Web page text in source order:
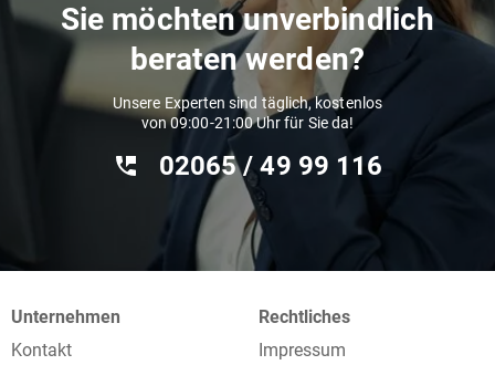
Sie möchten unverbindlich
beraten werden?
Unsere Experten sind täglich, kostenlos
von 09:00-21:00 Uhr für Sie da!
02065 / 49 ‌99 116
Unternehmen
Kontakt
Rechtliches
Impressum